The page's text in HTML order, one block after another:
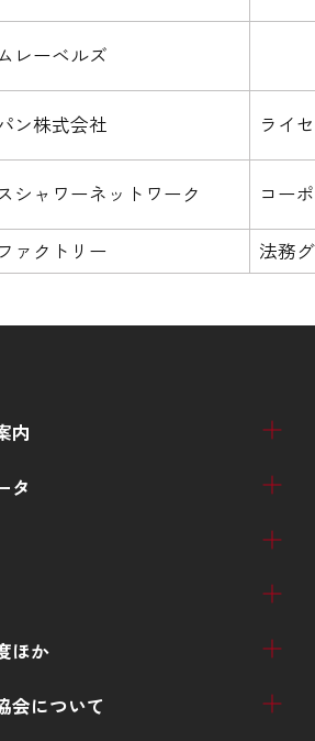
レーベルズ
ン株式会社 ライ
シャワーネットワーク コー
ァクトリー 法務
内
ターネット配信
ライブ配信等
口一覧
タ
推計（四半期）
計（四半期）
楽配信売上推計（四半期）
）次推移
ル別、種類別）
ャンル別）
ィスト数推移
タ
ク認定
定
認定
ィスク大賞
要
ル
プログラムのご案内
ーザー実態調査
利用実態調査
査
ほか
還流防止措置
会について